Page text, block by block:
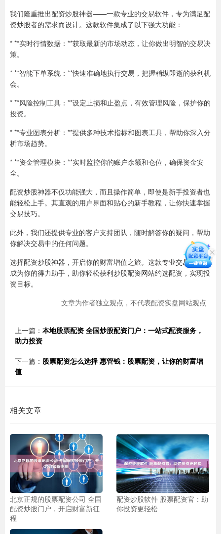
我们隆重推出配资炒股神器——一款专业的交易软件，专为满足配
资炒股者的需求而设计。这款软件集成了以下强大功能：
* **实时行情数据：**获取最新的市场动态，让你做出明智的交易决
策。
* **智能下单系统：**快速准确地执行交易，把握稍纵即逝的获利机
会。
* **风险控制工具：**设定止损和止盈点，有效管理风险，保护你的
投资。
* **专业图表分析：**提供多种技术指标和图表工具，帮助你深入分
析市场趋势。
* **资金管理模块：**实时监控你的账户余额和仓位，确保资金安
全。
配资炒股神器不仅功能强大，而且操作简单，即使是新手投资者也
能轻松上手。其直观的用户界面和贴心的新手教程，让你快速掌握
交易技巧。
此外，我们还提供专业的客户支持团队，随时解答你的疑问，帮助
你解决交易中的任何问题。
选择配资炒股神器，开启你的财富增值之旅。这款专业交易软件将
成为你的得力助手，助你轻松获利炒股配资网站约选配资，实现投
资目标。
文章为作者独立观点，不代表配资实盘网站观点
上一篇： 本地股票配资 全国炒股配资门户：一站式配资服务，
助力投资
下一篇： 股票配资怎么选择 惠管钱：股票配资，让你的财富增
值
相关文章
北京正规的股票配资公司 全国
配资炒股门户，开启财富新征
程
配资炒股软件 股票配资官：助
你投资更轻松